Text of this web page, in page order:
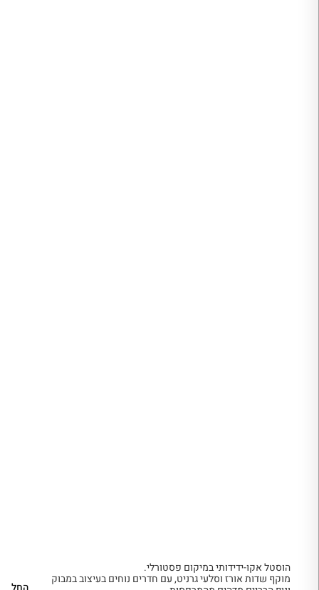
הוסטל אקו-ידידותי במיקום פסטורלי.
מוקף שדות אורז וסלעי גרניט, עם חדרים נוחים בעיצוב במבוק